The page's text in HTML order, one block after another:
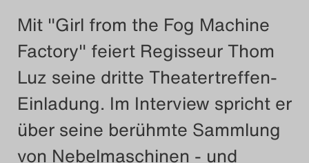
Das Theatertreffen-Blog
2018
Das Theatertreffen-Blog
2018 Alumni
Das Theatertreffen-Blog
Mit "Girl from the Fog Machine
Factory" feiert Regisseur Thom
Luz seine dritte Theatertreffen-
Einladung. Im Interview spricht er
über seine berühmte Sammlung
von Nebelmaschinen - und